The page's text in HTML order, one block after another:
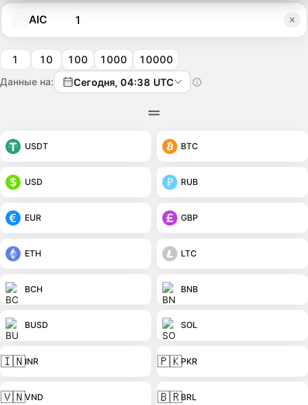
AIC
1 10 100 1000 10000
Данные на: Сегодня, 04:38 UTC
USDT BTC
USD RUB
EUR GBP
ETH LTC
BCH BNB
BUSD SOL
🇮🇳INR 🇵🇰PKR
🇻🇳VND 🇧🇷BRL